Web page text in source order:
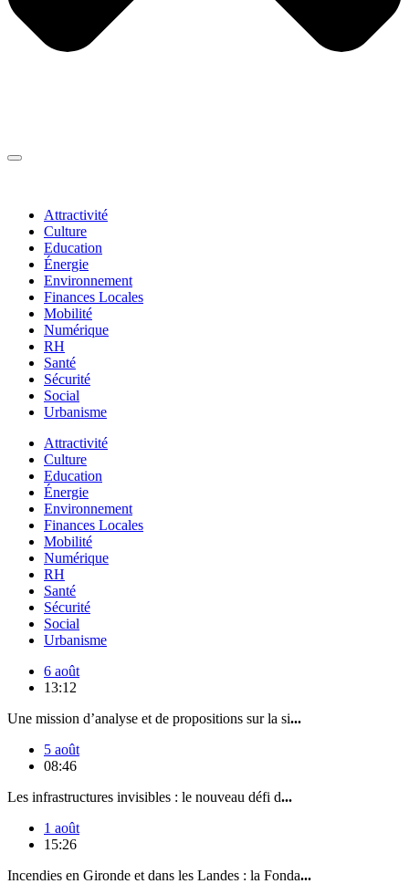
Attractivité
Culture
Education
Énergie
Environnement
Finances Locales
Mobilité
Numérique
RH
Santé
Sécurité
Social
Urbanisme
Attractivité
Culture
Education
Énergie
Environnement
Finances Locales
Mobilité
Numérique
RH
Santé
Sécurité
Social
Urbanisme
6 août
13:12
Une mission d’analyse et de propositions sur la si...
5 août
08:46
Les infrastructures invisibles : le nouveau défi d...
1 août
15:26
Incendies en Gironde et dans les Landes : la Fonda...